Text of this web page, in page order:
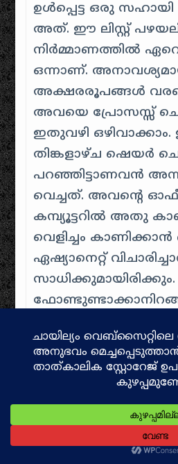
ഉൾപ്പെട്ട ഒരു
അത്. ഈ ലിസ്റ്റ്
നിർമ്മാണത്തിൽ ഏറെ
ഒന്നാണ്.
അക്ഷരരൂപങ്ങൾ
അവയെ പ്രോസസ്സ്
ഇതുവഴി
തിങ്കളാഴ്ച ഷെയർ
പറഞ്ഞിട്ടാണവൻ
വെച്ചത്. അവന്റെ
കമ്പ്യൂട്ടറിൽ അതു
വെളിച്ചം
ഏഷ്യാനെറ്റ്
സാധിക്കുമായിരിക്കും.
ചെയ്യുമെന്നതിൽ
മലയാളത്തിൽ
ചിലരുടെയെങ്കിലും
ഉണ്ടാവും, പക്ഷേ,
സമീപിക്കുക എന്നത്
കഴിഞ്ഞെന്നുവരില്ല.